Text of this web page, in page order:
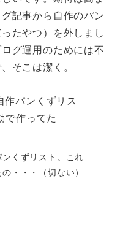
記事から自作のパン
たやつ）を外しまし
グ運用のためには不
そこは潔く。
くずリスト。これ
・・・（切ない）